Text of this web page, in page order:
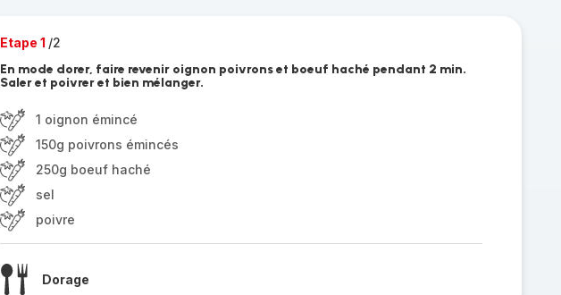
Etape 1 /2
En mode dorer, faire revenir oignon poivrons et boeuf haché pendant 2 min.
Saler et poivrer et bien mélanger.
1 oignon émincé
150g poivrons émincés
250g boeuf haché
sel
poivre
Dorage